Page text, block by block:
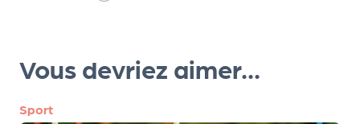
Vous devriez aimer...
Sport
v
è
e